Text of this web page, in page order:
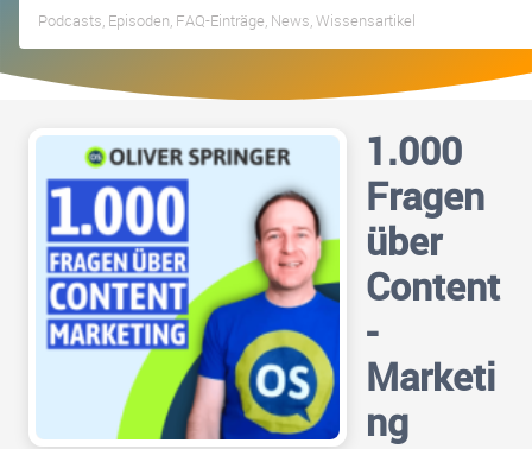
1.000
Fragen
über
Content
-
Marketi
ng